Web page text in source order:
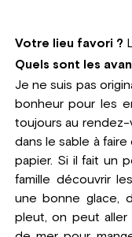
Votre lieu favori ?
Quels sont les
Je ne suis pas
bonheur pour les
toujours au
dans le sable à
papier. Si il fait un
famille découvrir
une bonne glace,
pleut, on peut aller